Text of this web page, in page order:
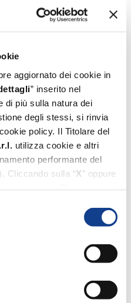
aggiornato dei cookie in
” inserito nel
di più sulla natura dei
degli stessi, si rinvia
policy. Il Titolare del
utilizza cookie e altri
performante del
Cliccando sulla “X” oppure
profilazione e di terze parti
per migliorare l’esperienza
ai medesimi un
comandi appositamente
selezione qui sotto e il